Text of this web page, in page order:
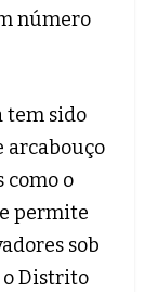
número
tem sido
arcabouço
o
permite
sob
o Distrito